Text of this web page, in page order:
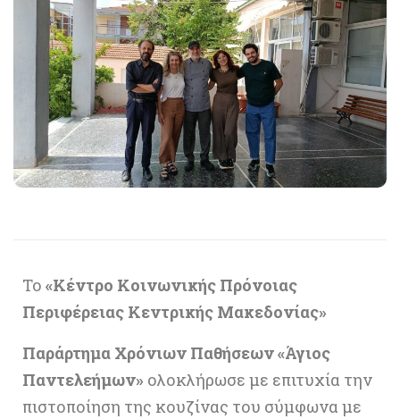
Το «Κέντρο Κοινωνικής Πρόνοιας
Περιφέρειας Κεντρικής Μακεδονίας»
Παράρτημα Χρόνιων Παθήσεων «Άγιος
Παντελεήμων» ολοκλήρωσε με επιτυχία την
πιστοποίηση της κουζίνας του σύμφωνα με